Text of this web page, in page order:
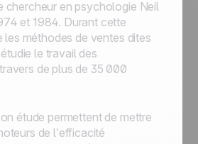
opportunité, envoyer un e-
l'étape suivante et mettre un
qui remplit une
à un commercial
opportunité à un
avec l'automatisation :
process pour optimiser le
chercheur en psychologie Neil
et 1984. Durant cette
les méthodes de ventes dites
le travail des
de plus de 35 000
étude permettent de mettre
de l’efficacité